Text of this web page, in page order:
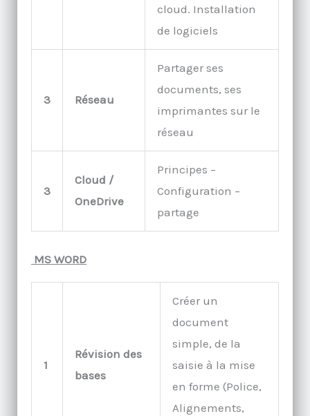
cloud. Installation
de logiciels
3 Réseau
Partager ses
documents, ses
imprimantes sur le
réseau
3
Cloud /
OneDrive
Principes –
Configuration –
partage
MS WORD
1
Révision des
bases
Créer un
document
simple, de la
saisie à la mise
en forme (Police,
Alignements,